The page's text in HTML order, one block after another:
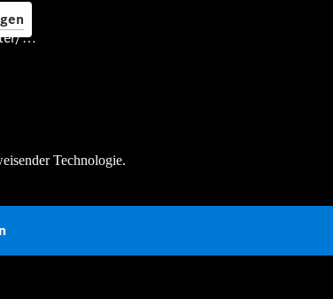
Anbieter/Datenschutz
Technologie.